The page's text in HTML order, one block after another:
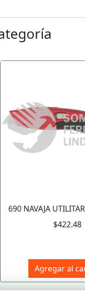
$422.48
Agregar al